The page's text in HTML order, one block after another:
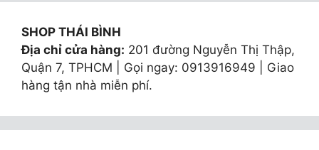
SHOP THÁI BÌNH
Địa chỉ cửa hàng: 201 đường Nguyễn Thị Thập,
Quận 7, TPHCM | Gọi ngay: 0913916949 | Giao
hàng tận nhà miễn phí.